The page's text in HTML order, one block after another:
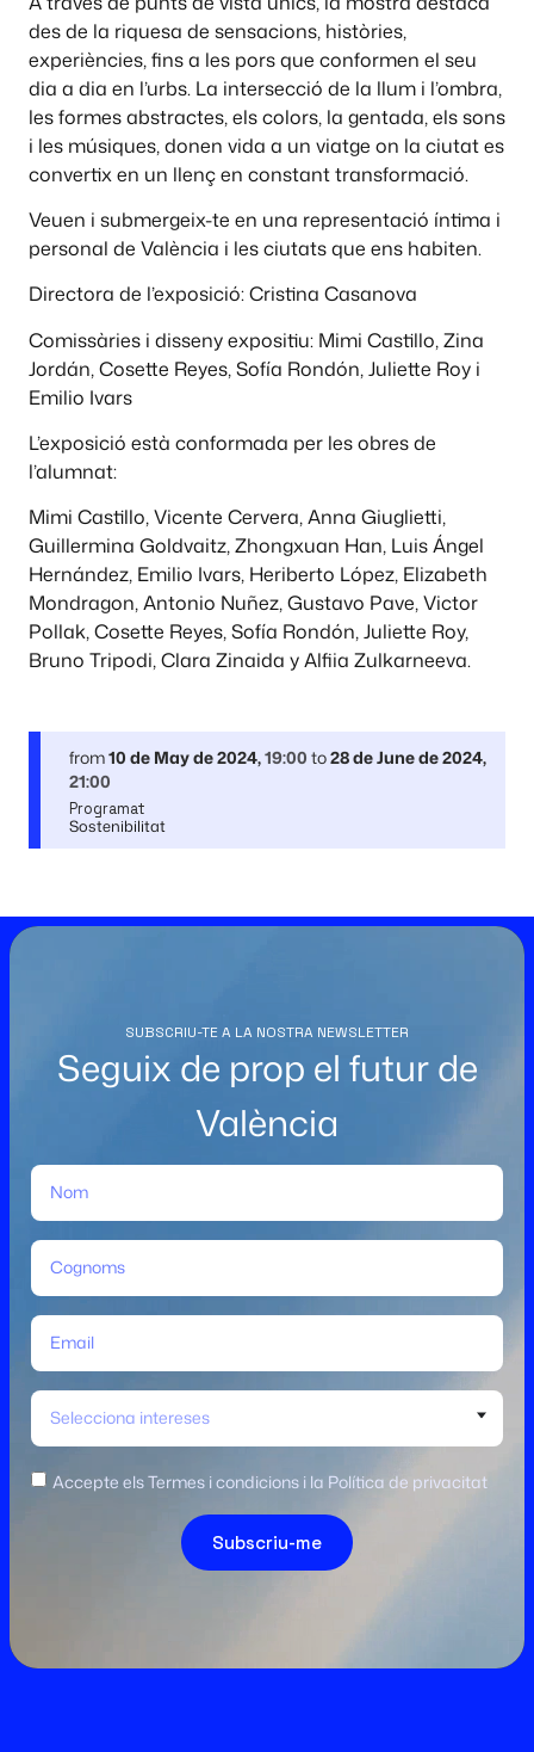
des de la riquesa de sensacions, històries,
experiències, fins a les pors que conformen el seu
dia a dia en l’urbs. La intersecció de la llum i l’ombra,
les formes abstractes, els colors, la gentada, els sons
i les músiques, donen vida a un viatge on la ciutat es
convertix en un llenç en constant transformació.
Veuen i submergeix-te en una representació íntima i
personal de València i les ciutats que ens habiten.
Directora de l’exposició: Cristina Casanova
Comissàries i disseny expositiu: Mimi Castillo, Zina
Jordán, Cosette Reyes, Sofía Rondón, Juliette Roy i
Emilio Ivars
L’exposició està conformada per les obres de
l’alumnat:
Mimi Castillo, Vicente Cervera, Anna Giuglietti,
Guillermina Goldvaitz, Zhongxuan Han, Luis Ángel
Hernández, Emilio Ivars, Heriberto López, Elizabeth
Mondragon, Antonio Nuñez, Gustavo Pave, Victor
Pollak, Cosette Reyes, Sofía Rondón, Juliette Roy,
Bruno Tripodi, Clara Zinaida y Alfiia Zulkarneeva.
from10 de May de 2024,19:00 to28 de June de 2024,
21:00
Programat
Sostenibilitat
SUBSCRIU-TE A LA NOSTRA NEWSLETTER
Seguix de prop el futur de
València
Selecciona intereses
Accepte els Termes i condicions i la Política de privacitat
Subscriu-me